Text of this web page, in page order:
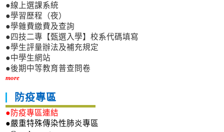
●線上選課系統
●學習歷程（夜）
●學雜費繳費及查詢
●四技二專【甄選入學】校系代碼填寫
●學生評量辦法及補充規定
●中學生網站
●後期中等教育普查問卷
more
防疫專區
●防疫專區連結
●嚴重特殊傳染性肺炎專區